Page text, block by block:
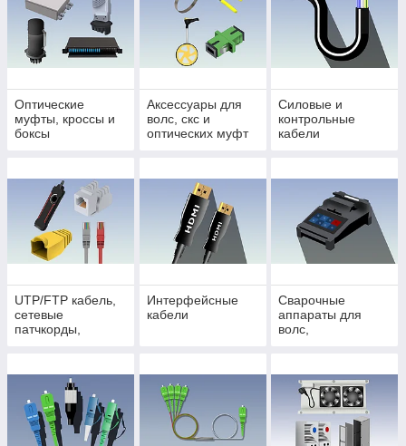
Оптические
муфты, кроссы и
боксы
Аксессуары для
волс, скс и
оптических муфт
Силовые и
контрольные
кабели
UTP/FTP кабель,
сетевые
патчкорды,
Интерфейсные
кабели
Сварочные
аппараты для
волс,
приборы